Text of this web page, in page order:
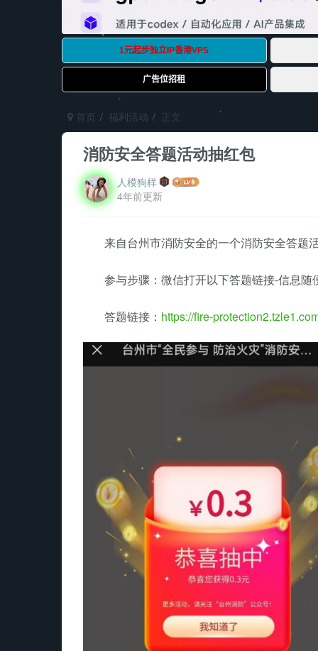
首页 福利活动 正文
消防安全答题活动抽红包
人模狗样
4年前更新
来自台州市消防安全的一个消防安全答题
参与步骤：微信打开以下答题链接-信息
答题链接： https://fire-